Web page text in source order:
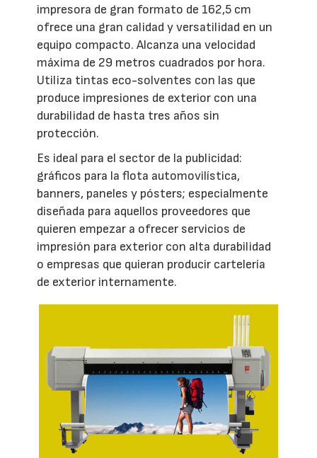
impresora de gran formato de 162,5 cm
ofrece una gran calidad y versatilidad en un
equipo compacto. Alcanza una velocidad
máxima de 29 metros cuadrados por hora.
Utiliza tintas eco-solventes con las que
produce impresiones de exterior con una
durabilidad de hasta tres años sin
protección.
Es ideal para el sector de la publicidad:
gráficos para la flota automovilística,
banners, paneles y pósters; especialmente
diseñada para aquellos proveedores que
quieren empezar a ofrecer servicios de
impresión para exterior con alta durabilidad
o empresas que quieran producir cartelería
de exterior internamente.